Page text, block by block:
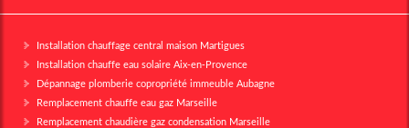
Installation chauffage central maison Martigues
Installation chauffe eau solaire Aix-en-Provence
Dépannage plomberie copropriété immeuble Aubagne
Remplacement chauffe eau gaz Marseille
Remplacement chaudière gaz condensation Marseille